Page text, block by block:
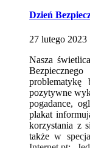
Dzień
27 lutego 2023
Nasza
problematykę
pozytywne
pogadance,
plakat
korzystania z
takżew